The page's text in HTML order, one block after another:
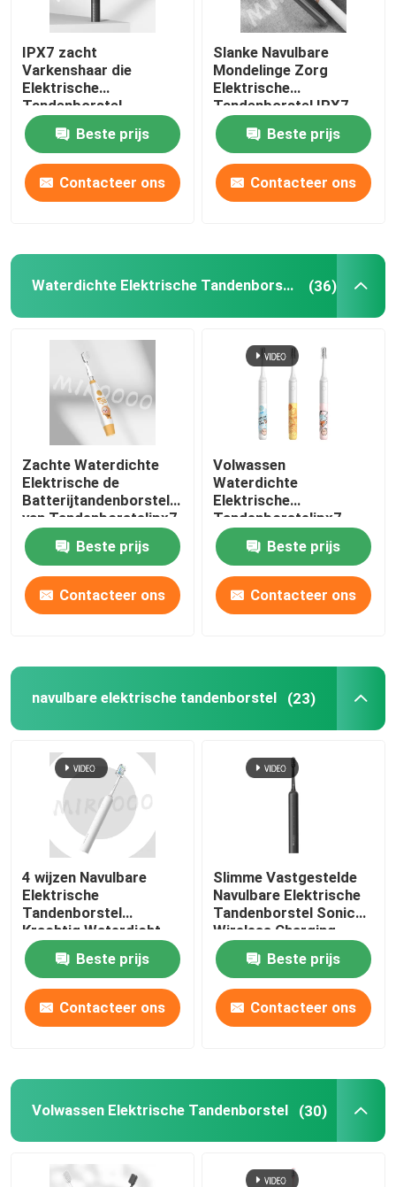
Video's
Over ons
Fabriekstocht
Kwaliteitscontrole
Neem contact met ons op
Mondelinge Zorg Elektrische Tandenborstel
Waterdichte Elektrische Tandenborstel
IPX7 zacht
Varkenshaar die
Elektrische
Tandenborstel
Navulbaar voor
Gombescherming
roteren
Beste prijs
Contacteer ons
Slanke Navulbare
Mondelinge Zorg
Elektrische
Tandenborstel IPX7
Waterdicht met 3
Wijzen Beste prijs
Contacteer ons
Waterdichte Elektrische Tandenborstel (36)
Zachte Waterdichte
Elektrische de
Batterijtandenborstel
van Tandenborstelipx7
Schoonmakende
KinderenBeste prijs
Contacteer ons
Volwassen
Waterdichte
Elektrische
Tandenborstelipx7
Ultrasone Navulbare
Tandenborstel
Beste prijs
Contacteer ons
navulbare elektrische tandenborstel (23)
4 wijzen Navulbare
Elektrische
Tandenborstel
Krachtig Waterdicht
Sonic Cleaning IPX7
Beste prijs
Contacteer ons
Slimme Vastgestelde
Navulbare Elektrische
Tandenborstel Sonic
Wireless Charging
Waterproof
Beste prijs
Contacteer ons
Volwassen Elektrische Tandenborstel (30)